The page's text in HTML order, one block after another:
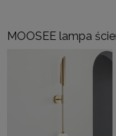
MOOSEE lampa